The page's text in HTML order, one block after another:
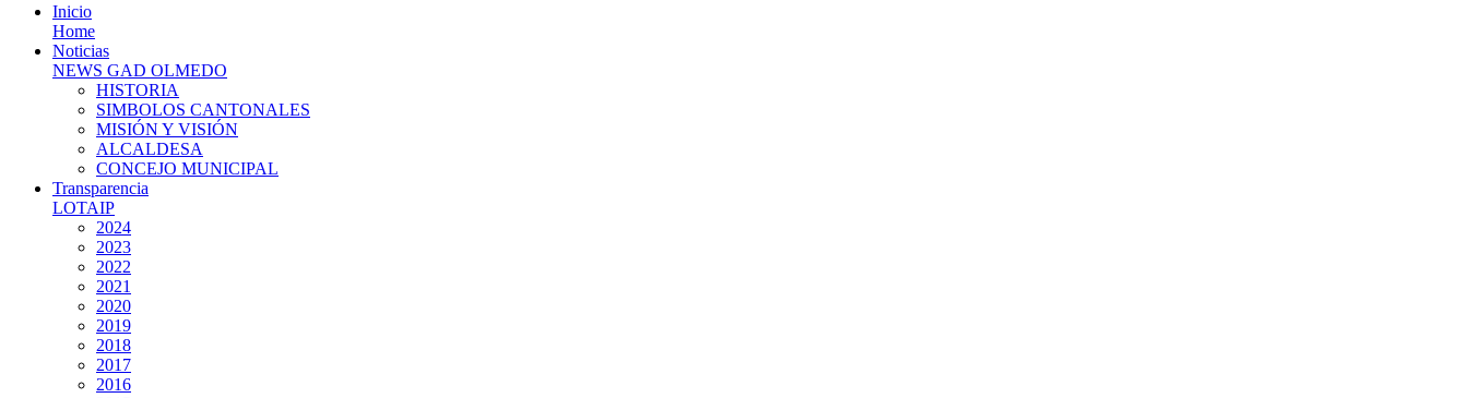
Inicio
Home
Noticias
NEWS GAD OLMEDO
HISTORIA
SIMBOLOS CANTONALES
MISIÓN Y VISIÓN
ALCALDESA
CONCEJO MUNICIPAL
Transparencia
LOTAIP
2024
2023
2022
2021
2020
2019
2018
2017
2016